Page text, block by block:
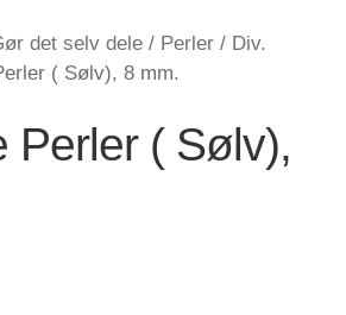
det selv dele / Perler / Div.
( Sølv), 8 mm.
Perler ( Sølv),